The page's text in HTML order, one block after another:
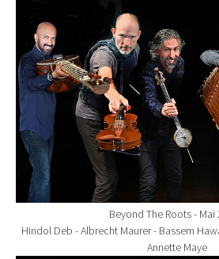
Beyond The Roots - Mai
Hindol Deb - Albrecht Maurer - Bassem
Annette Maye